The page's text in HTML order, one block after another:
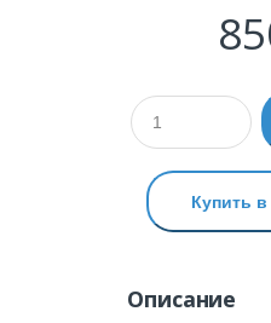
Купить
Описание